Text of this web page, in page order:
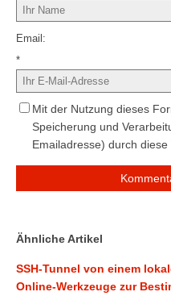
Email
*
Mit der Nutzung dieses
Speicherung und
Emailadresse) durch
Ähnliche Artikel
SSH-Tunnel von einem
Online-Werkzeuge zur